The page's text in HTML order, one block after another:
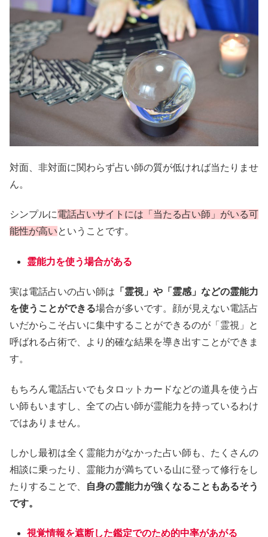
対面、非対面に関わらず占い師の質が低ければ当たりませ
ん。
シンプルに電話占いサイトには「当たる占い師」がいる可
能性が高いということです。
霊能力を使う場合がある
実は電話占いの占い師は 「霊視」や「霊感」などの霊能力
を使うことができる場合が多いです。顔が見えない電話占
いだからこそ占いに集中することができるのが「霊視」と
呼ばれる占術で、より的確な結果を導き出すことができま
す。
もちろん電話占いでもタロットカードなどの道具を使う占
い師もいますし、全ての占い師が霊能力を持っているわけ
ではありません。
しかし最初は全く霊能力がなかった占い師も、たくさんの
相談に乗ったり、霊能力が満ちている山に登って修行をし
たりすることで、
自身の霊能力が強くなることもあるそう
です。
視覚情報を遮断した鑑定でのため的中率があがる